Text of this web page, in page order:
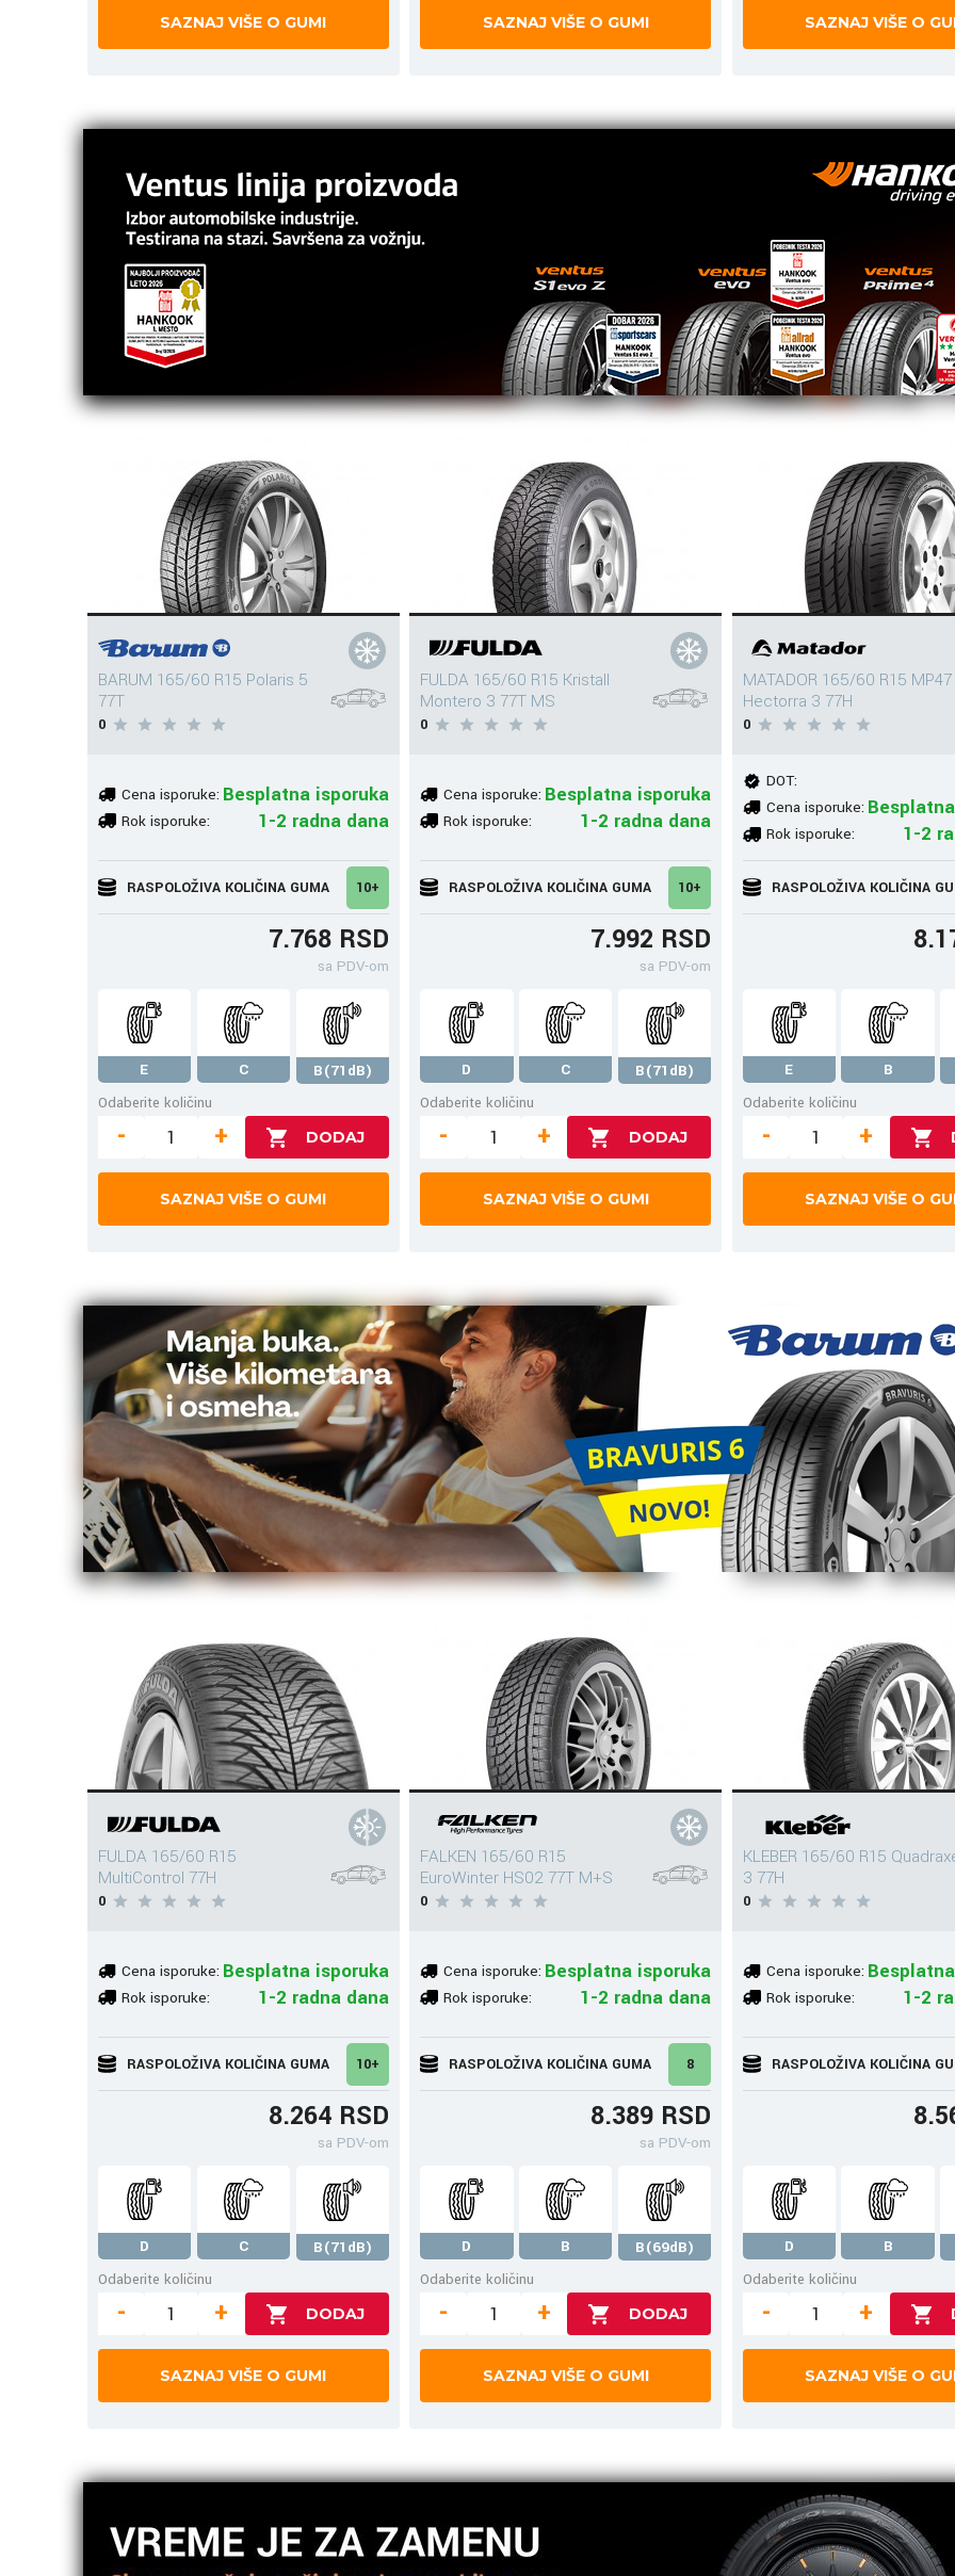
SAZNAJ VIŠE O GUMI SAZNAJ VIŠE O GUMI SAZNAJ VIŠE O
BARUM 165/60 R15 Polaris 5
77T
0
Cena isporuke: Besplatna isporuka
Rok isporuke: 1-2 radna dana
RASPOLOŽIVA KOLIČINA GUMA 10+
7.768 RSD
sa PDV-om
E C
B(71dB)
Odaberite količinu
- +
SAZNAJ VIŠE O GUMI
FULDA 165/60 R15 Kristall
Montero 3 77T MS
0
Cena isporuke: Besplatna isporuka
Rok isporuke: 1-2 radna dana
RASPOLOŽIVA KOLIČINA GUMA 10+
7.992 RSD
sa PDV-om
D C
B(71dB)
Odaberite količinu
- +
SAZNAJ VIŠE O GUMI
MATADOR 165/60 R15 MP47
Hectorra 3 77H
0
DOT:
Cena isporuke:
Rok isporuke: 1-2
RASPOLOŽIVA KOLIČINA
E
B
Odaberite količinu
- +
SAZNAJ VIŠE O
FULDA 165/60 R15
MultiControl 77H
0
Cena isporuke: Besplatna isporuka
Rok isporuke: 1-2 radna dana
RASPOLOŽIVA KOLIČINA GUMA 10+
8.264 RSD
sa PDV-om
D C
B(71dB)
Odaberite količinu
- +
SAZNAJ VIŠE O GUMI
FALKEN 165/60 R15
EuroWinter HS02 77T M+S
0
Cena isporuke: Besplatna isporuka
Rok isporuke: 1-2 radna dana
RASPOLOŽIVA KOLIČINA GUMA 8
8.389 RSD
sa PDV-om
D B
B(69dB)
Odaberite količinu
- +
SAZNAJ VIŠE O GUMI
KLEBER 165/60 R15
3 77H
0
Cena isporuke:
Rok isporuke: 1-2
RASPOLOŽIVA KOLIČINA
D B
Odaberite količinu
- +
SAZNAJ VIŠE O